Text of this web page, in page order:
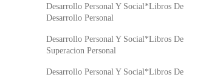
Desarrollo Personal Y Social*Libros De
Desarrollo Personal
Desarrollo Personal Y Social*Libros De
Superacion Personal
Desarrollo Personal Y Social*Libros De